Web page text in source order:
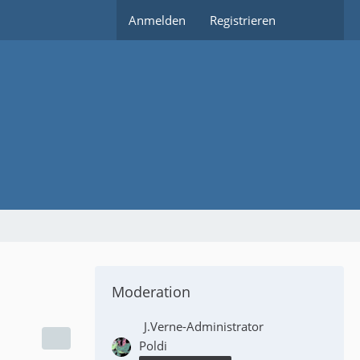
Anmelden Registrieren
Moderation
J.Verne-Administrator
Poldi